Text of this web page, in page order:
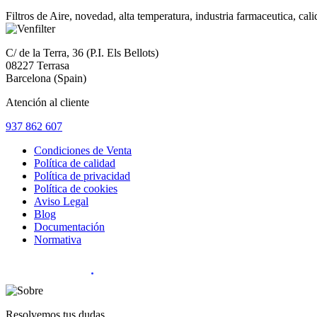
Filtros de Aire, novedad, alta temperatura, industria farmaceutica,
C/ de la Terra, 36 (P.I. Els Bellots)
08227 Terrasa
Barcelona (Spain)
Atención al cliente
937 862 607
Condiciones de Venta
Política de calidad
Política de privacidad
Política de cookies
Aviso Legal
Blog
Documentación
Normativa